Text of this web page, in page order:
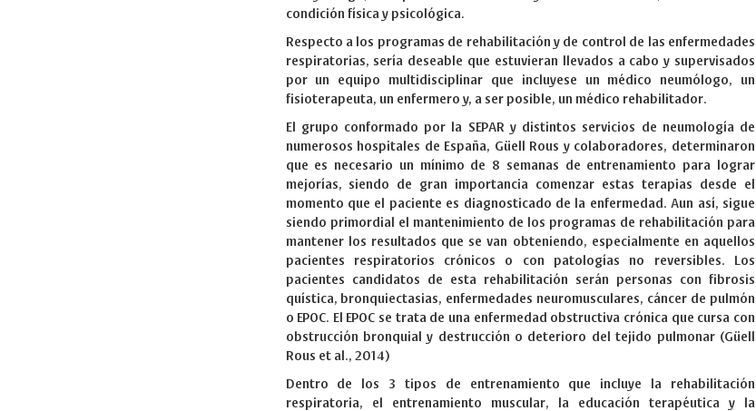
condición física y psicológica.
Respecto a los programas de rehabilitación y de control de las enfermedades
respiratorias, sería deseable que estuvieran llevados a cabo y supervisados
por un equipo multidisciplinar que incluyese un médico neumólogo, un
fisioterapeuta, un enfermero y, a ser posible, un médico rehabilitador.
El grupo conformado por la SEPAR y distintos servicios de neumología de
numerosos hospitales de España, Güell Rous y colaboradores, determinaron
que es necesario un mínimo de 8 semanas de entrenamiento para lograr
mejorías, siendo de gran importancia comenzar estas terapias desde el
momento que el paciente es diagnosticado de la enfermedad. Aun así, sigue
siendo primordial el mantenimiento de los programas de rehabilitación para
mantener los resultados que se van obteniendo, especialmente en aquellos
pacientes respiratorios crónicos o con patologías no reversibles. Los
pacientes candidatos de esta rehabilitación serán personas con fibrosis
quística, bronquiectasias, enfermedades neuromusculares, cáncer de pulmón
o EPOC. El EPOC se trata de una enfermedad obstructiva crónica que cursa con
obstrucción bronquial y destrucción o deterioro del tejido pulmonar (Güell
Rous et al., 2014)
Dentro de los 3 tipos de entrenamiento que incluye la rehabilitación
respiratoria, el entrenamiento muscular, la educación terapéutica y la